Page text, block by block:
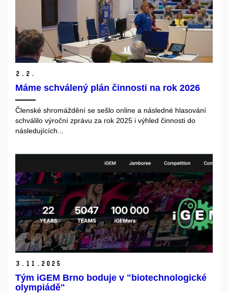
2. 2.
Máme schválený plán činnosti na rok 2026
Členské shromáždění se sešlo online a následné hlasování
schválilo výroční zprávu za rok 2025 i výhled činnosti do
následujících...
3. 11. 2025
Tým iGEM Brno boduje v "biotechnologické
olympiádě"